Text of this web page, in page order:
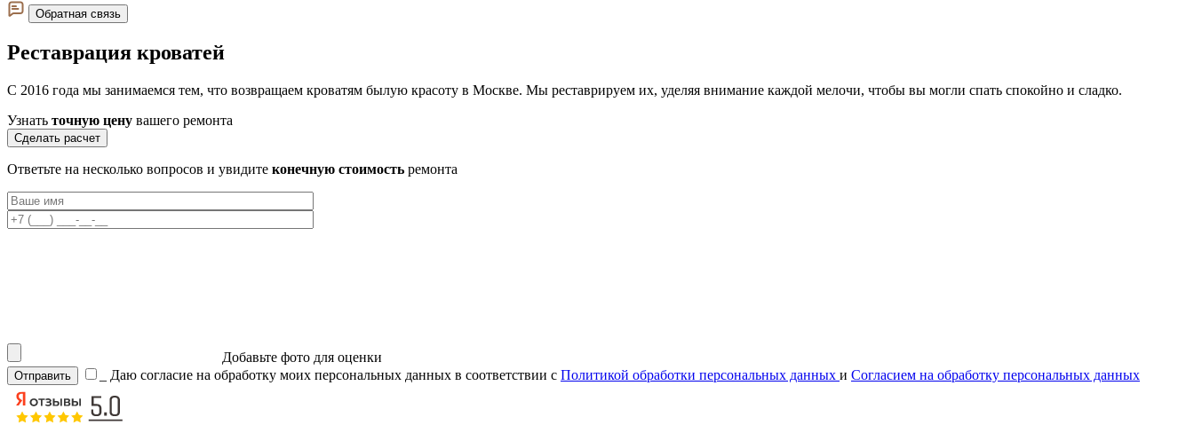
Обратная связь
Реставрация кроватей
С 2016 года мы занимаемся тем, что возвращаем кроватям былую красоту в Москве. Мы реставрируем их, уделяя внимание каждой мелочи, чтобы вы могли спать спокойно и сладко.
Узнать точную цену вашего ремонта
Сделать расчет
Ответьте на несколько вопросов и увидите конечную стоимость ремонта
Добавьте фото для оценки
Даю согласие на обработку моих персональных данных в соответствии с Политикой обработки персональных данных и Согласием на обработку персональных данных